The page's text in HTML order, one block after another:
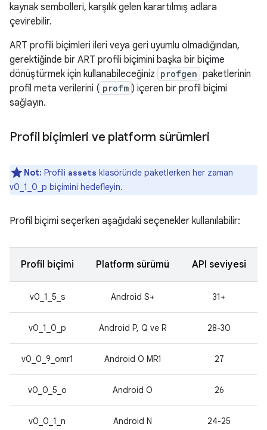
kaynak sembolleri, karşılık gelen karartılmış adlara
çevirebilir.
ART profili biçimleri ileri veya geri uyumlu olmadığından,
gerektiğinde bir ART profili biçimini başka bir biçime
dönüştürmek için kullanabileceğiniz profgen paketlerinin
profil meta verilerini ( profm ) içeren bir profil biçimi
sağlayın.
Profil biçimleri ve platform sürümleri
Not: Profili assets klasöründe paketlerken her zaman
v0_1_0_p biçimini hedefleyin.
Profil biçimi seçerken aşağıdaki seçenekler kullanılabilir:
Profil biçimi Platform sürümü API seviyesi
v0_1_5_s Android S+ 31+
v0_1_0_p Android P, Q ve R 28-30
v0_0_9_omr1 Android O MR1 27
v0_0_5_o Android O 26
v0_0_1_n Android N 24-25